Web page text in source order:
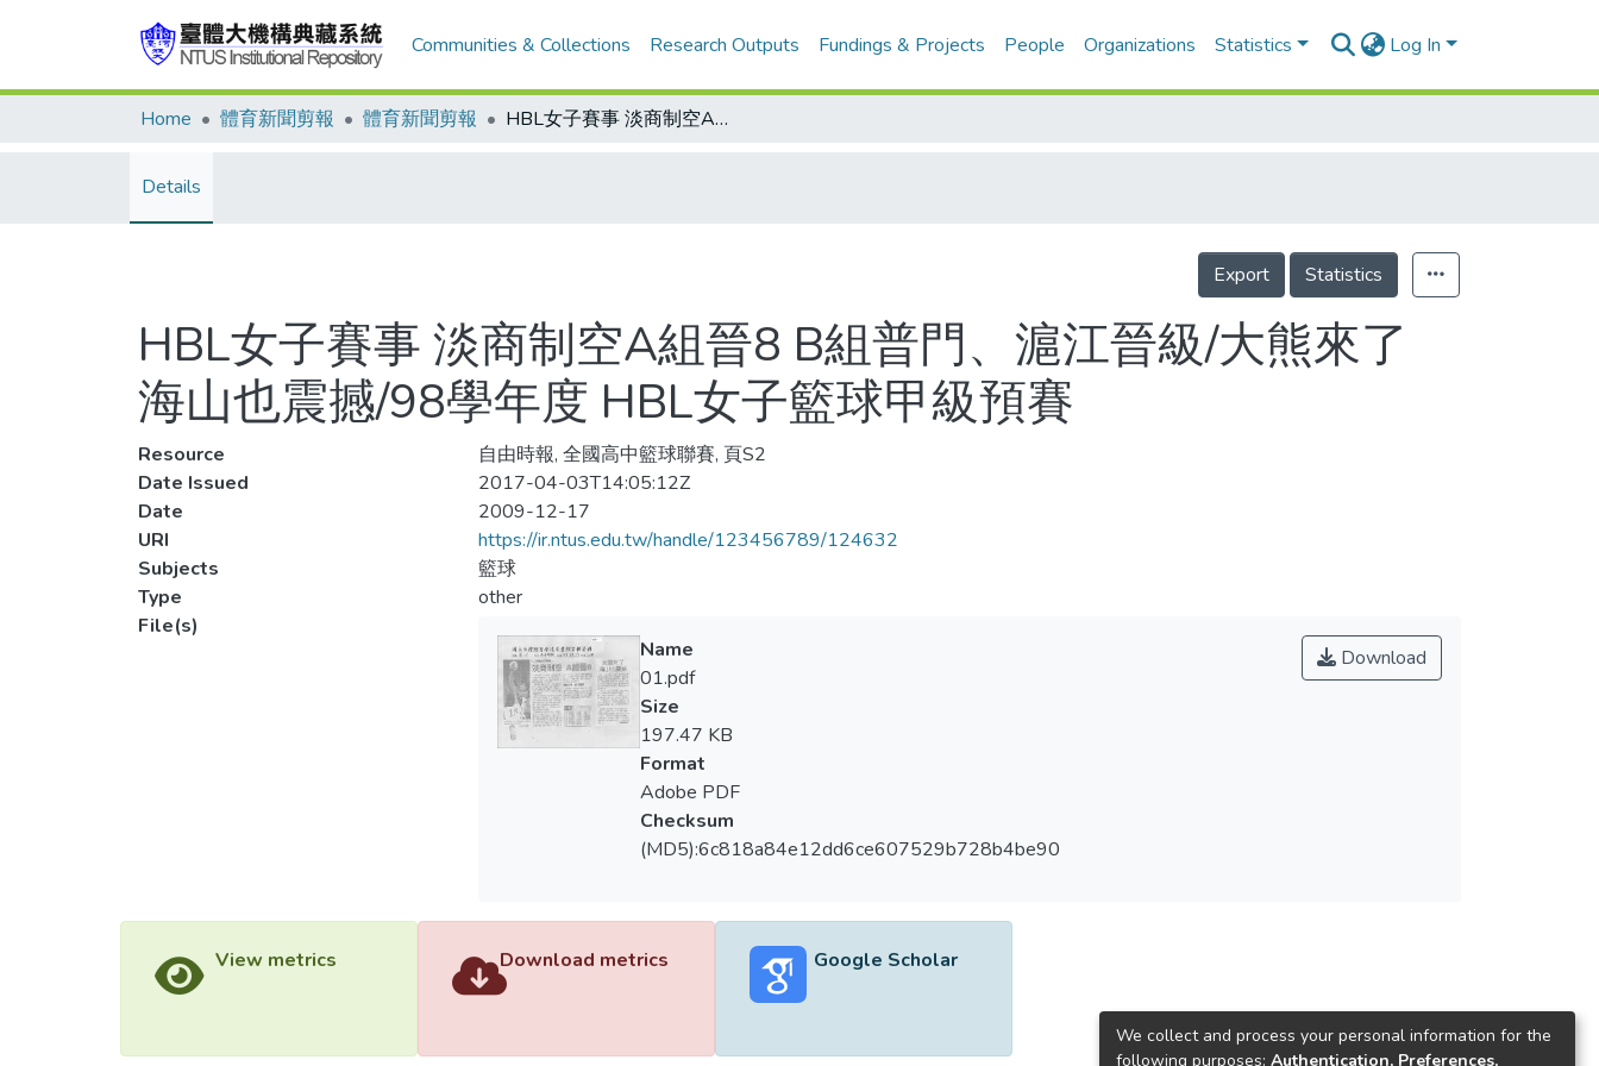
Communities & Collections Research Outputs Fundings & Projects People Organizations Statistics Log In
Home 體育新聞剪報 體育新聞剪報 HBL女子賽事 淡商制空A組晉8 B組普門、滬江晉級/大熊來了 海山也震撼/98學年度 HBL女子籃球甲級預賽
Details
Export Statistics
HBL女子賽事 淡商制空A組晉8 B組普門、滬江晉級/大熊來了
海山也震撼/98學年度 HBL女子籃球甲級預賽
Resource
自由時報, 全國高中籃球聯賽, 頁S2
Date Issued
2017-04-03T14:05:12Z
Date
2009-12-17
URI
https://ir.ntus.edu.tw/handle/123456789/124632
Subjects
籃球
Type
other
File(s)
Download
Name
01.pdf
Size
197.47 KB
Format
Adobe PDF
Checksum
(MD5):6c818a84e12dd6ce607529b728b4be90
View metrics Download metrics Google Scholar
We collect and process your personal information for the
following purposes: Authentication, Preferences,